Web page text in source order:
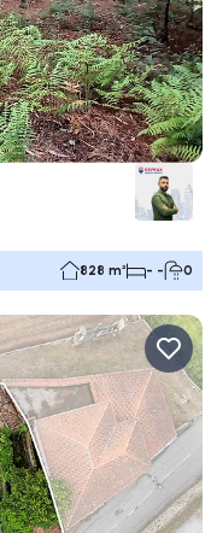
828 m² - - 0